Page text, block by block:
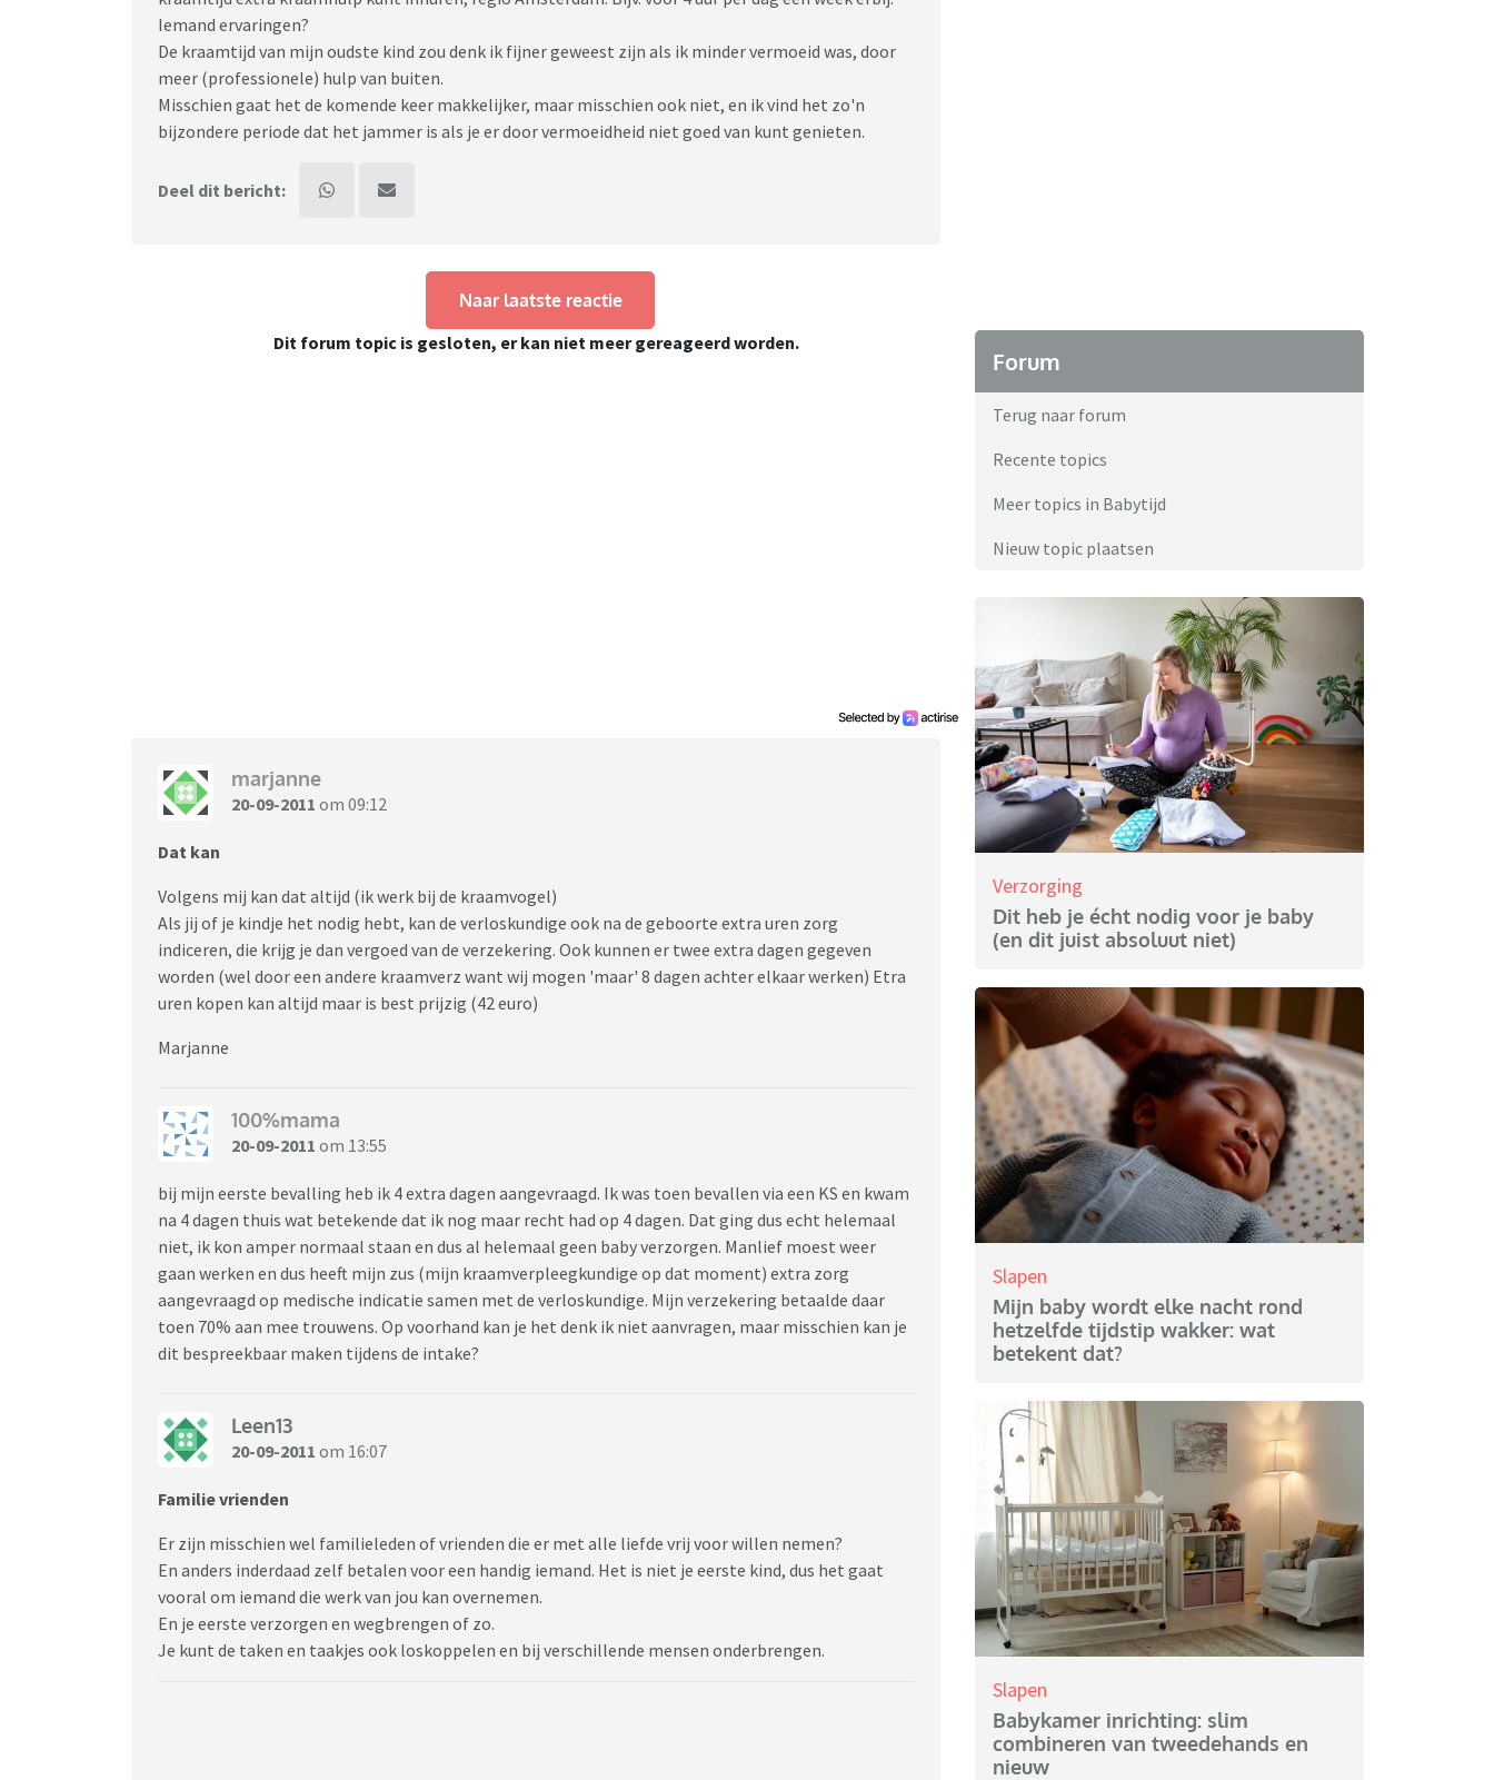
Iemand ervaringen?
De kraamtijd van mijn oudste kind zou denk ik fijner geweest zijn als ik minder vermoeid was, door
meer (professionele) hulp van buiten.
Misschien gaat het de komende keer makkelijker, maar misschien ook niet, en ik vind het zo'n
bijzondere periode dat het jammer is als je er door vermoeidheid niet goed van kunt genieten.
Deel dit bericht:
Naar laatste reactie
Dit forum topic is gesloten, er kan niet meer gereageerd worden.
marjanne
20-09-2011 om 09:12
Dat kan
Volgens mij kan dat altijd (ik werk bij de kraamvogel)
Als jij of je kindje het nodig hebt, kan de verloskundige ook na de geboorte extra uren zorg
indiceren, die krijg je dan vergoed van de verzekering. Ook kunnen er twee extra dagen gegeven
worden (wel door een andere kraamverz want wij mogen 'maar' 8 dagen achter elkaar werken) Etra
uren kopen kan altijd maar is best prijzig (42 euro)
Marjanne
100%mama
20-09-2011 om 13:55
bij mijn eerste bevalling heb ik 4 extra dagen aangevraagd. Ik was toen bevallen via een KS en kwam
na 4 dagen thuis wat betekende dat ik nog maar recht had op 4 dagen. Dat ging dus echt helemaal
niet, ik kon amper normaal staan en dus al helemaal geen baby verzorgen. Manlief moest weer
gaan werken en dus heeft mijn zus (mijn kraamverpleegkundige op dat moment) extra zorg
aangevraagd op medische indicatie samen met de verloskundige. Mijn verzekering betaalde daar
toen 70% aan mee trouwens. Op voorhand kan je het denk ik niet aanvragen, maar misschien kan je
dit bespreekbaar maken tijdens de intake?
Leen13
20-09-2011 om 16:07
Familie vrienden
Er zijn misschien wel familieleden of vrienden die er met alle liefde vrij voor willen nemen?
En anders inderdaad zelf betalen voor een handig iemand. Het is niet je eerste kind, dus het gaat
vooral om iemand die werk van jou kan overnemen.
En je eerste verzorgen en wegbrengen of zo.
Je kunt de taken en taakjes ook loskoppelen en bij verschillende mensen onderbrengen.
Forum
Terug naar forum
Recente topics
Meer topics in Babytijd
Nieuw topic plaatsen
Verzorging
Dit heb je écht nodig voor je baby
(en dit juist absoluut niet)
Slapen
Mijn baby wordt elke nacht rond
hetzelfde tijdstip wakker: wat
betekent dat?
Slapen
Babykamer inrichting: slim
combineren van tweedehands en
nieuw